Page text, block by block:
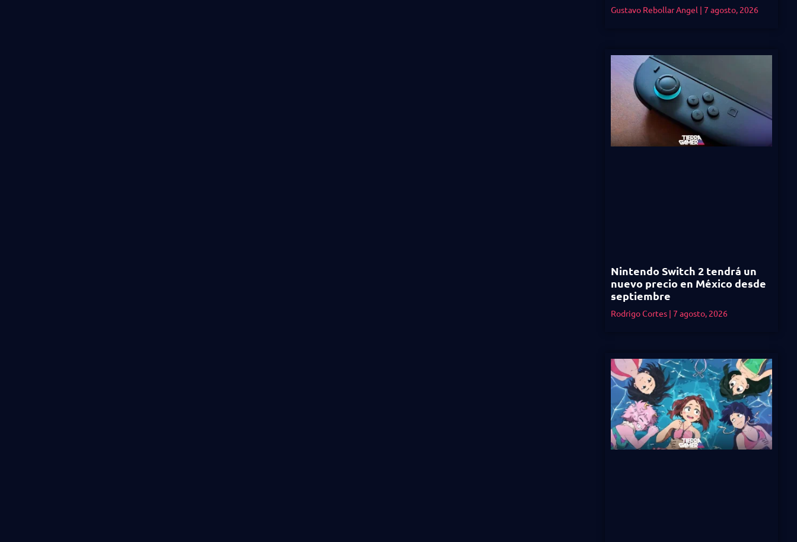
Gustavo Rebollar Angel 7 agosto, 2026
Nintendo Switch 2 tendrá un
nuevo precio en México desde
septiembre
Rodrigo Cortes 7 agosto, 2026